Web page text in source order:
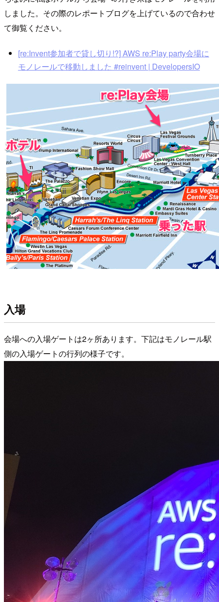
しました。その際のレポートブログを上げているので合わせ
て御覧ください。
[re:Invent参加者で貸し切り!?] AWS re:Play party会場に
モノレールで移動しました #reinvent | DevelopersIO
入場
会場への入場ゲートは2ヶ所あります。下記はモノレール駅
側の入場ゲートの行列の様子です。